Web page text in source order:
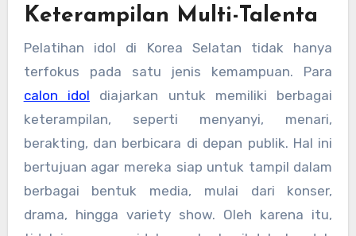
Keterampilan Multi-Talenta
Pelatihan idol di Korea Selatan tidak hanya
terfokus pada satu jenis kemampuan. Para
calon idol diajarkan untuk memiliki berbagai
keterampilan, seperti menyanyi, menari,
berakting, dan berbicara di depan publik. Hal ini
bertujuan agar mereka siap untuk tampil dalam
berbagai bentuk media, mulai dari konser,
drama, hingga variety show. Oleh karena itu,